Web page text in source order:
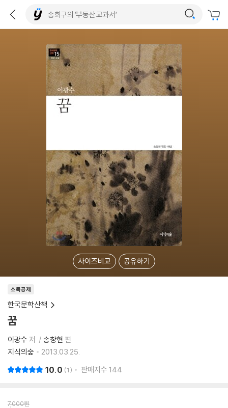
사이즈비교 공유하기
소득공제
한국문학산책
꿈
이광수 저 송창현 편
지식의숲
2013.03.25.
10.0 1 판매지수 144
7,000원